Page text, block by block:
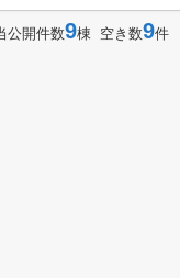
公開件数9棟 空き数9件